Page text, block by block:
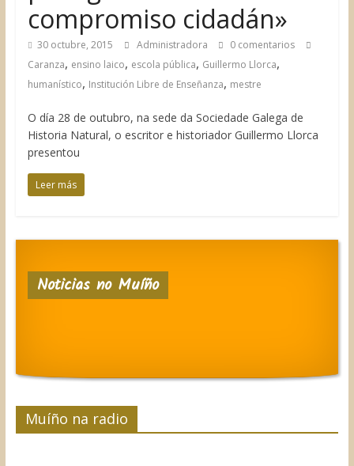
compromiso cidadán»
30 octubre, 2015 Administradora
0 comentarios
Caranza, ensino laico, escola pública, Guillermo Llorca,
humanístico, Institución Libre de Enseñanza, mestre
O día 28 de outubro, na sede da Sociedade Galega de
Historia Natural, o escritor e historiador Guillermo Llorca
presentou
Leer más
Noticias no Muíño
Muíño na radio